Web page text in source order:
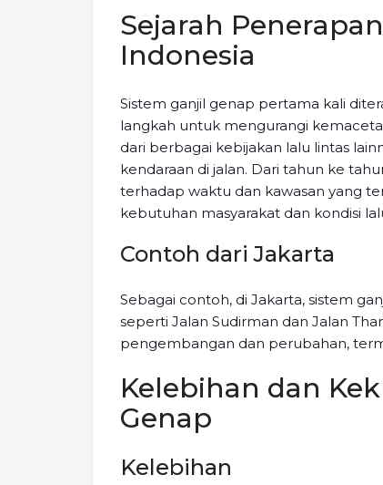
Sejarah
Indonesia
Sistem ganjil genap pertama kali
langkah untuk mengurangi
dari berbagai kebijakan lalu lintas
kendaraan di jalan. Dari tahun ke
terhadap waktu dan kawasan yang
kebutuhan masyarakat dan kondisi
Contoh dari Jakarta
Sebagai contoh, di Jakarta, sistem
seperti Jalan Sudirman dan Jalan
pengembangan dan perubahan,
Kelebihan dan
Genap
Kelebihan